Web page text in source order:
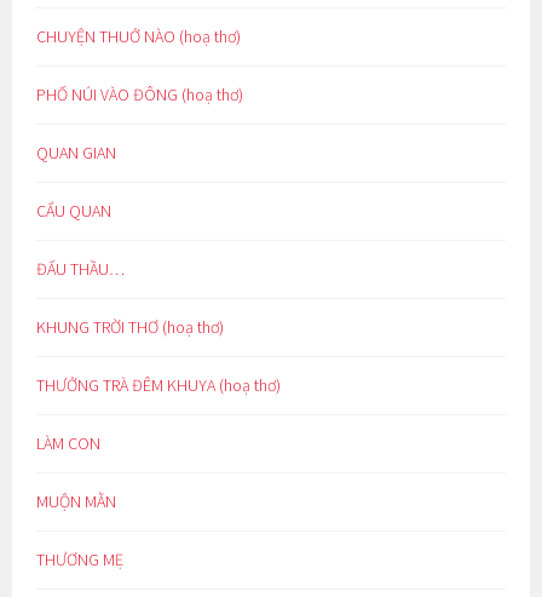
CHUYỆN THUỞ NÀO (hoạ thơ)
PHỐ NÚI VÀO ĐÔNG (hoạ thơ)
QUAN GIAN
CẨU QUAN
ĐẤU THẦU…
KHUNG TRỜI THƠ (hoạ thơ)
THƯỞNG TRÀ ĐÊM KHUYA (hoạ thơ)
LÀM CON
MUỘN MẰN
THƯƠNG MẸ